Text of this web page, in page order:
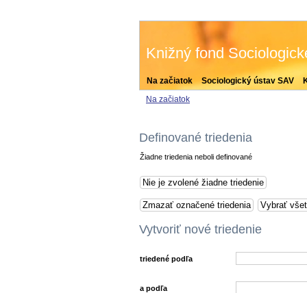
Na začiatok Sociologický ústav SAV
Knižný fond
Na začiatok
Definované triedenia
Žiadne triedenia neboli definované
Vytvoriť nové triedenie
triedené podľa
a podľa